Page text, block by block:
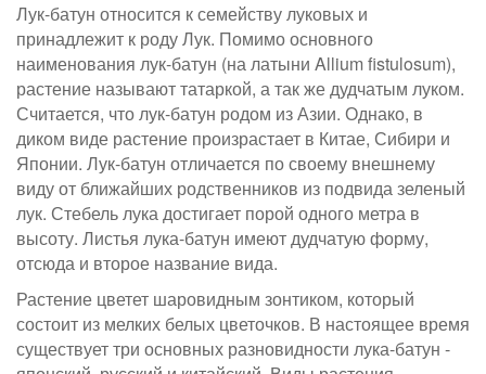
Лук-батун относится к семейству луковых и
принадлежит к роду Лук. Помимо основного
наименования лук-батун (на латыни Allium fistulosum),
растение называют татаркой, а так же дудчатым луком.
Считается, что лук-батун родом из Азии. Однако, в
диком виде растение произрастает в Китае, Сибири и
Японии. Лук-батун отличается по своему внешнему
виду от ближайших родственников из подвида зеленый
лук. Стебель лука достигает порой одного метра в
высоту. Листья лука-батун имеют дудчатую форму,
отсюда и второе название вида.
Растение цветет шаровидным зонтиком, который
состоит из мелких белых цветочков. В настоящее время
существует три основных разновидности лука-батун -